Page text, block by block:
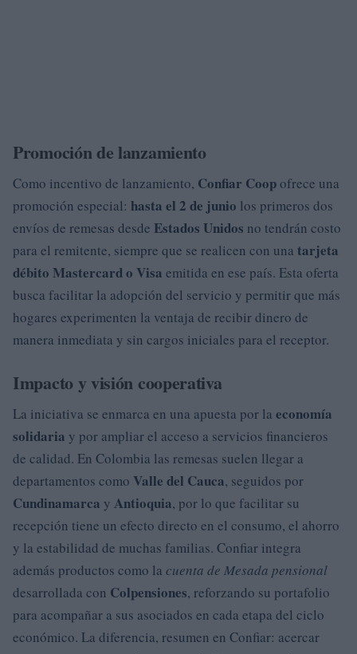
Promoción de lanzamiento
Como incentivo de lanzamiento, Confiar Coopofrece una
promoción especial: hasta el 2 de junio los primeros dos
envíos de remesas desde Estados Unidos no tendrán costo
para el remitente, siempre que se realicen con una tarjeta
débito Mastercard o Visa emitida en ese país. Esta oferta
busca facilitar la adopción del servicio y permitir que más
hogares experimenten la ventaja de recibir dinero de
manera inmediata y sin cargos iniciales para el receptor.
Impacto y visión cooperativa
La iniciativa se enmarca en una apuesta por la economía
solidaria y por ampliar el acceso a servicios financieros
de calidad. En Colombia las remesas suelen llegar a
departamentos como Valle del Cauca, seguidos por
Cundinamarca y Antioquia, por lo que facilitar su
recepción tiene un efecto directo en el consumo, el ahorro
y la estabilidad de muchas familias. Confiar integra
además productos como la cuenta de Mesada pensional
desarrollada con Colpensiones, reforzando su portafolio
para acompañar a sus asociados en cada etapa del ciclo
económico. La diferencia, resumen en Confiar: acercar